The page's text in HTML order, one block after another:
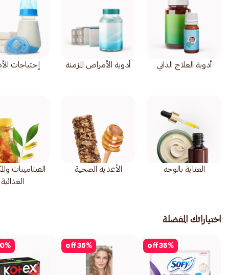
أدوية العلاج الذاتي أدوية الأمراض المزمنة إحتياجات
العناية بالوجه الأغذية الصحية
الفيتامينات
الغذائية
اختياراتك المفضلة
35%
off
35%
off
%